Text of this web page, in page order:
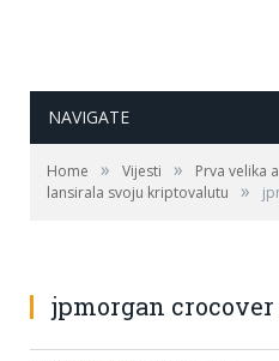
NAVIGATE
Home » Vijesti »
Prva velika
lansirala svoju kriptovalutu
»
jpmorgan crocover